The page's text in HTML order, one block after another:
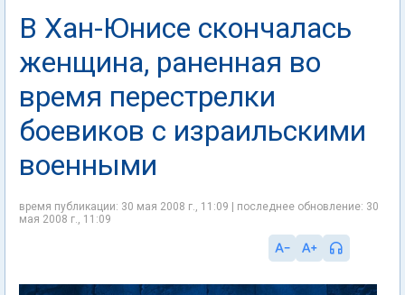
В Хан-Юнисе скончалась
женщина, раненная во
время перестрелки
боевиков с израильскими
военными
время публикации: 30 мая 2008 г., 11:09 | последнее обновление: 30
мая 2008 г., 11:09